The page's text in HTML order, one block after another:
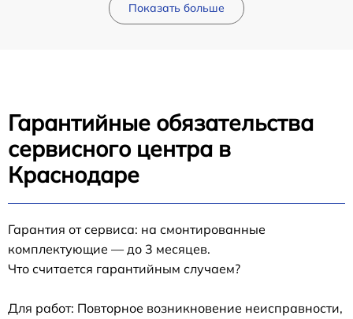
Показать больше
Гарантийные обязательства
сервисного центра в
Краснодаре
Гарантия от сервиса: на смонтированные
комплектующие — до 3 месяцев.
Что считается гарантийным случаем?
Для работ: Повторное возникновение неисправности,